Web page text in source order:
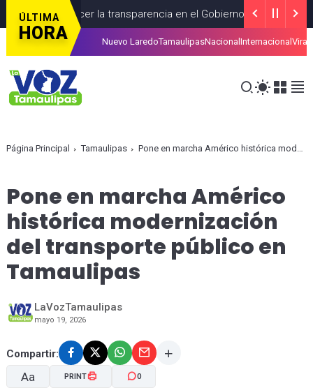
ÚLTIMA
HORA
fortalecer la transparencia en el Gobierno de México
con trámites del SAT RECIENTESAGOSTO 04, 2026
Nuevo LaredoTamaulipasNacional Internacional Viral
Página Principal Tamaulipas Pone en marcha Américo histórica modernización del transporte público en Tamaulipas
Pone en marcha Américo
histórica modernización
del transporte público en
Tamaulipas
LaVozTamaulipas
mayo 19, 2026
Compartir:
Aa PRINT 0